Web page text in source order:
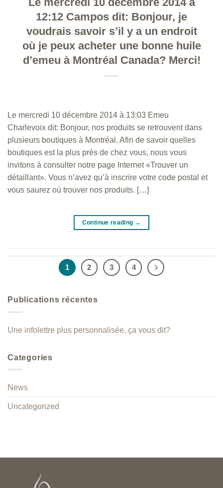
12:12 Campos dit: Bonjour, je
voudrais savoir s’il y a un endroit
où je peux acheter une bonne huile
d’emeu à Montréal Canada? Merci!
Le mercredi 10 décembre 2014 à 13:03 Emeu
Charlevoix dit: Bonjour, nos produits se retrouvent dans
plusieurs boutiques à Montréal. Afin de savoir quelles
boutiques est la plus près de chez vous, nous vous
invitons à consulter notre page Internet «Trouver un
détaillant». Vous n’avez qu’à inscrire votre code postal et
vous saurez où trouver nos produits. […]
Continue reading →
1 2 3 4
Publications récentes
Une infolettre plus personnalisée, ça vous dit?
Categories
News
Uncategorized